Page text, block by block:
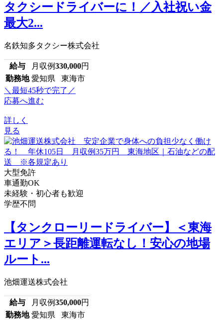
タクシードライバーに！／入社祝い金
最大2...
名鉄知多タクシー株式会社
給与 月収例330,000円
勤務地 愛知県 東海市
＼最短45秒で完了／
応募へ進む
詳しく
見る
大型免許
車通勤OK
未経験・初心者も歓迎
学歴不問
【タンクローリードライバー】＜東海
エリア＞長距離運転なし！安心の地場
ルート...
池畑運送株式会社
給与 月収例350,000円
勤務地 愛知県 東海市